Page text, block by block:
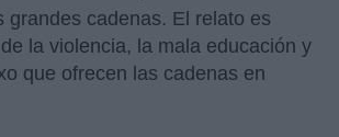
grandes cadenas. El relato es
la violencia, la mala educación y
que ofrecen las cadenas en